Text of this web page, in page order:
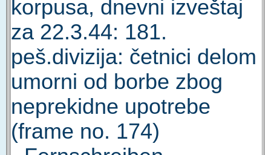
korpusa, dnevni izveštaj
za 22.3.44: 181.
peš.divizija: četnici delom
umorni od borbe zbog
neprekidne upotrebe
(frame no. 174)